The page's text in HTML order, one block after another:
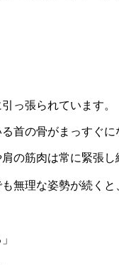
っ張られています。
首の骨がまっすぐ
の筋肉は常に緊張し
無理な姿勢が続く